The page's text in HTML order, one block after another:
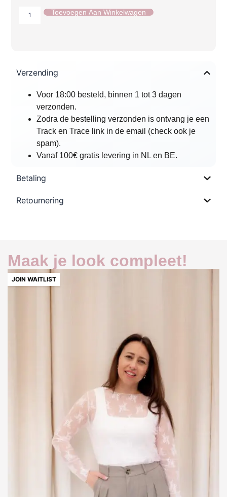
Toevoegen Aan Winkelwagen
Verzending
Voor 18:00 besteld, binnen 1 tot 3 dagen
verzonden.
Zodra de bestelling verzonden is ontvang je een
Track en Trace link in de email (check ook je
spam).
Vanaf 100€ gratis levering in NL en BE.
Betaling
Retournering
Maak je look compleet!